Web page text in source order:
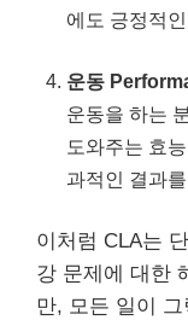
에도 긍정적
운동
운동을 하는
도와주는 효
과적인 결과
이처럼 CLA는
강 문제에 대한
만, 모든 일이